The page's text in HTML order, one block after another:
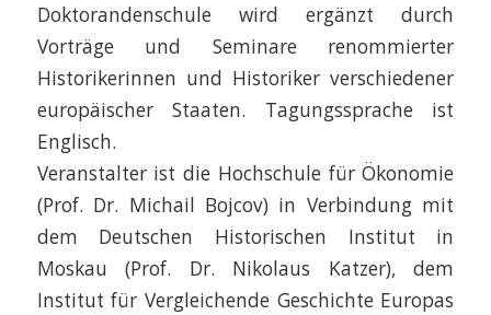
Doktorandenschule wird ergänzt durch
Vorträge und Seminare renommierter
Historikerinnen und Historiker verschiedener
europäischer Staaten. Tagungssprache ist
Englisch.
Veranstalter ist die Hochschule für Ökonomie
(Prof. Dr. Michail Bojcov) in Verbindung mit
dem Deutschen Historischen Institut in
Moskau (Prof. Dr. Nikolaus Katzer), dem
Institut für Vergleichende Geschichte Europas